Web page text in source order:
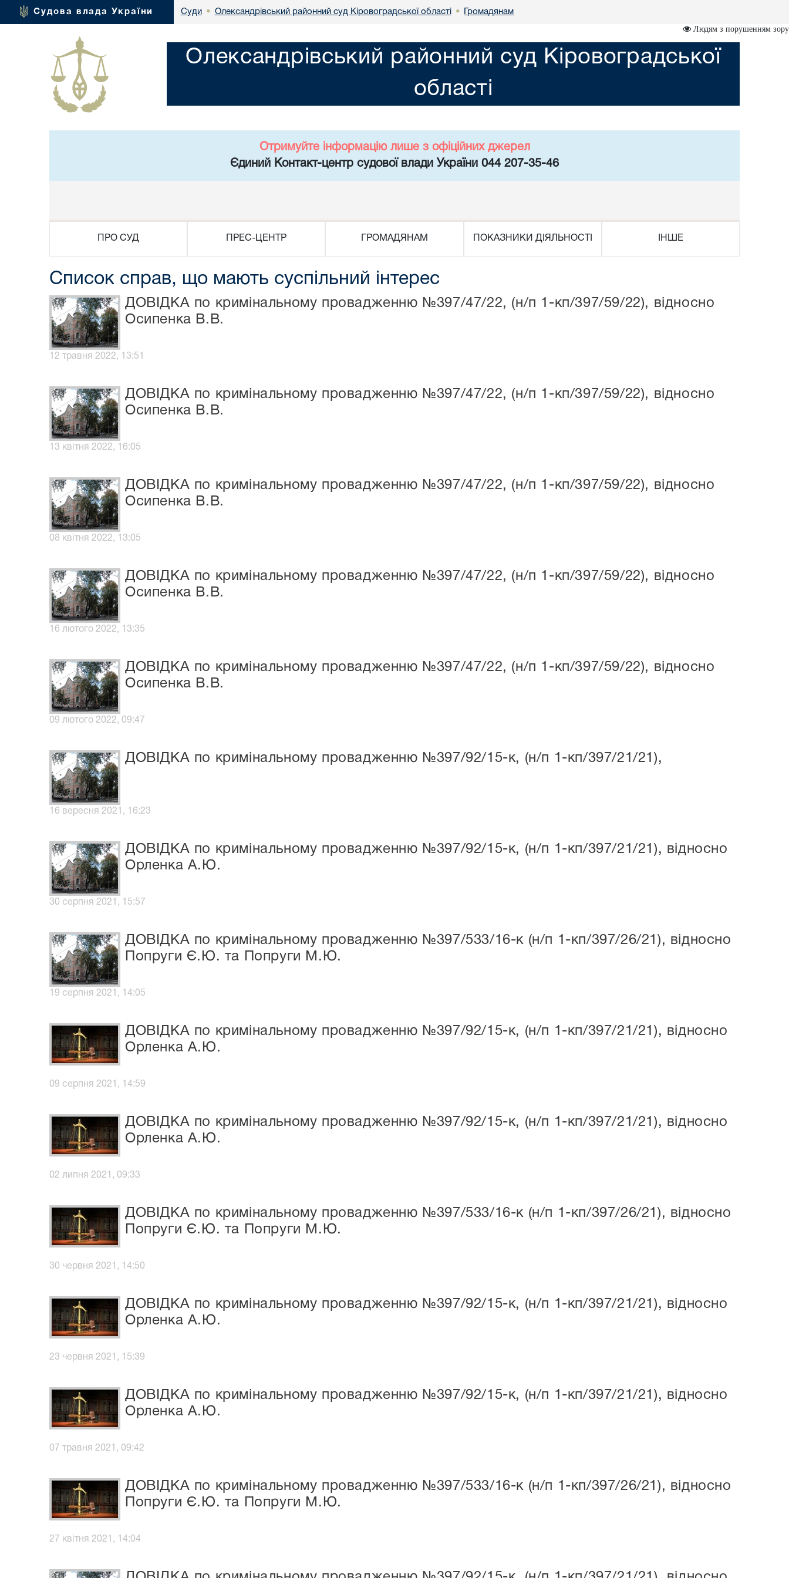
Судова влада України Суди • Олександрівський районний суд Кіровоградської області • Громадянам
Людям з порушенням зору
Олександрівський районний суд Кіровоградської
області
Отримуйте інформацію лише з офіційних джерел
Єдиний Контакт-центр судової влади України 044 207-35-46
ПРО СУД ПРЕС-ЦЕНТР ГРОМАДЯНАМ ПОКАЗНИКИ ДІЯЛЬНОСТІ ІНШЕ
Список справ, що мають суспільний інтерес
ДОВІДКА по кримінальному провадженню №397/47/22, (н/п 1-кп/397/59/22), відносно
Осипенка В.В.
12 травня 2022, 13:51
ДОВІДКА по кримінальному провадженню №397/47/22, (н/п 1-кп/397/59/22), відносно
Осипенка В.В.
13 квітня 2022, 16:05
ДОВІДКА по кримінальному провадженню №397/47/22, (н/п 1-кп/397/59/22), відносно
Осипенка В.В.
08 квітня 2022, 13:05
ДОВІДКА по кримінальному провадженню №397/47/22, (н/п 1-кп/397/59/22), відносно
Осипенка В.В.
16 лютого 2022, 13:35
ДОВІДКА по кримінальному провадженню №397/47/22, (н/п 1-кп/397/59/22), відносно
Осипенка В.В.
09 лютого 2022, 09:47
ДОВІДКА по кримінальному провадженню №397/92/15-к, (н/п 1-кп/397/21/21),
16 вересня 2021, 16:23
ДОВІДКА по кримінальному провадженню №397/92/15-к, (н/п 1-кп/397/21/21), відносно
Орленка А.Ю.
30 серпня 2021, 15:57
ДОВІДКА по кримінальному провадженню №397/533/16-к (н/п 1-кп/397/26/21), відносно
Попруги Є.Ю. та Попруги М.Ю.
19 серпня 2021, 14:05
ДОВІДКА по кримінальному провадженню №397/92/15-к, (н/п 1-кп/397/21/21), відносно
Орленка А.Ю.
09 серпня 2021, 14:59
ДОВІДКА по кримінальному провадженню №397/92/15-к, (н/п 1-кп/397/21/21), відносно
Орленка А.Ю.
02 липня 2021, 09:33
ДОВІДКА по кримінальному провадженню №397/533/16-к (н/п 1-кп/397/26/21), відносно
Попруги Є.Ю. та Попруги М.Ю.
30 червня 2021, 14:50
ДОВІДКА по кримінальному провадженню №397/92/15-к, (н/п 1-кп/397/21/21), відносно
Орленка А.Ю.
23 червня 2021, 15:39
ДОВІДКА по кримінальному провадженню №397/92/15-к, (н/п 1-кп/397/21/21), відносно
Орленка А.Ю.
07 травня 2021, 09:42
ДОВІДКА по кримінальному провадженню №397/533/16-к (н/п 1-кп/397/26/21), відносно
Попруги Є.Ю. та Попруги М.Ю.
27 квітня 2021, 14:04